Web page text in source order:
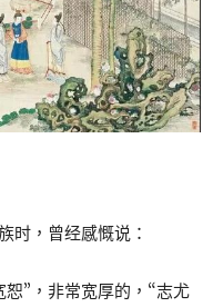
时，曾经感慨说：
”，非常宽厚的，“志尤